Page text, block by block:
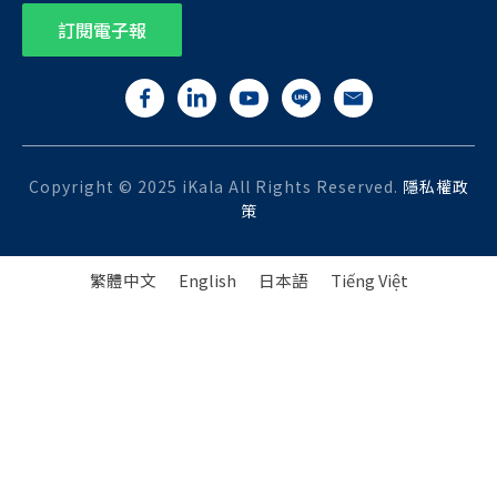
訂閱電子報
Copyright © 2025 iKala All Rights Reserved. 隱私權政
策
繁體中文 English 日本語 Tiếng Việt